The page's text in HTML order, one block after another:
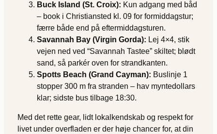
Buck Island (St. Croix): Kun adgang med båd
– book i Christiansted kl. 09 for formiddagstur;
færre både end på eftermiddagsturen.
Savannah Bay (Virgin Gorda): Lej 4×4, stik
vejen ned ved “Savannah Tastee” skiltet; blødt
sand, så parkér oven for strandkanten.
Spotts Beach (Grand Cayman): Buslinje 1
stopper 300 m fra stranden – hav myntedollars
klar; sidste bus tilbage 18:30.
Med det rette gear, lidt lokalkendskab og respekt for
livet under overfladen er der høje chancer for, at din